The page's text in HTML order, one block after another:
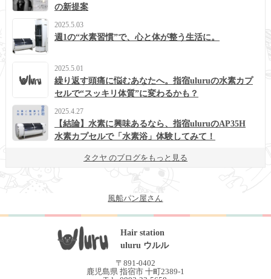
の新提案
2025.5.03
週1の“水素習慣”で、心と体が整う生活に。
2025.5.01
繰り返す頭痛に悩むあなたへ。指宿uluruの水素カプ
セルで“スッキリ体質”に変わるかも？
2025.4.27
【結論】水素に興味あるなら、指宿uluruのAP35H
水素カプセルで「水素浴」体験してみて！
タクヤ のブログをもっと見る
風船パン屋さん
Hair station
uluru ウルル
〒891-0402
鹿児島県 指宿市 十町2389-1